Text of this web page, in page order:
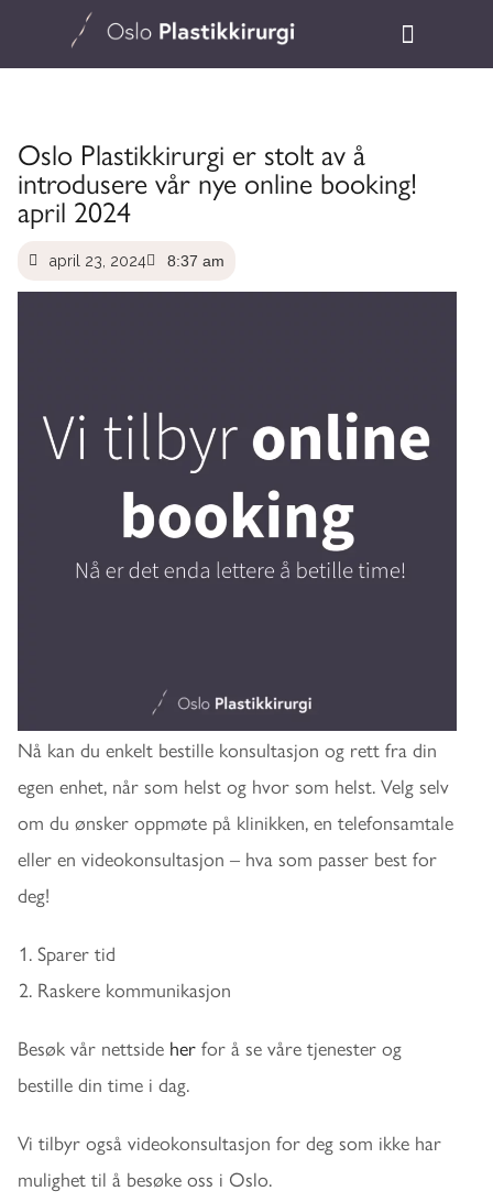
Oslo Plastikkirurgi er stolt av å
introdusere vår nye online booking!
april 2024
april 23, 2024 8:37 am
Nå kan du enkelt bestille konsultasjon og rett fra din
egen enhet, når som helst og hvor som helst. Velg selv
om du ønsker oppmøte på klinikken, en telefonsamtale
eller en videokonsultasjon – hva som passer best for
deg!
Sparer tid
Raskere kommunikasjon
Besøk vår nettside her for å se våre tjenester og
bestille din time i dag.
Vi tilbyr også videokonsultasjon for deg som ikke har
mulighet til å besøke oss i Oslo.